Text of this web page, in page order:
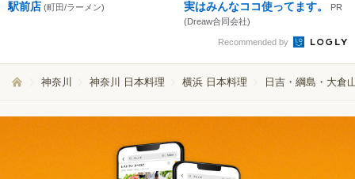
駅前店 (町田/ラーメン)
実はみんなココ使ってます。
PR
(Dreaw合同会社)
Recommended by
神奈川 神奈川 日本料理 横浜 日本料理 日吉・綱島・大倉